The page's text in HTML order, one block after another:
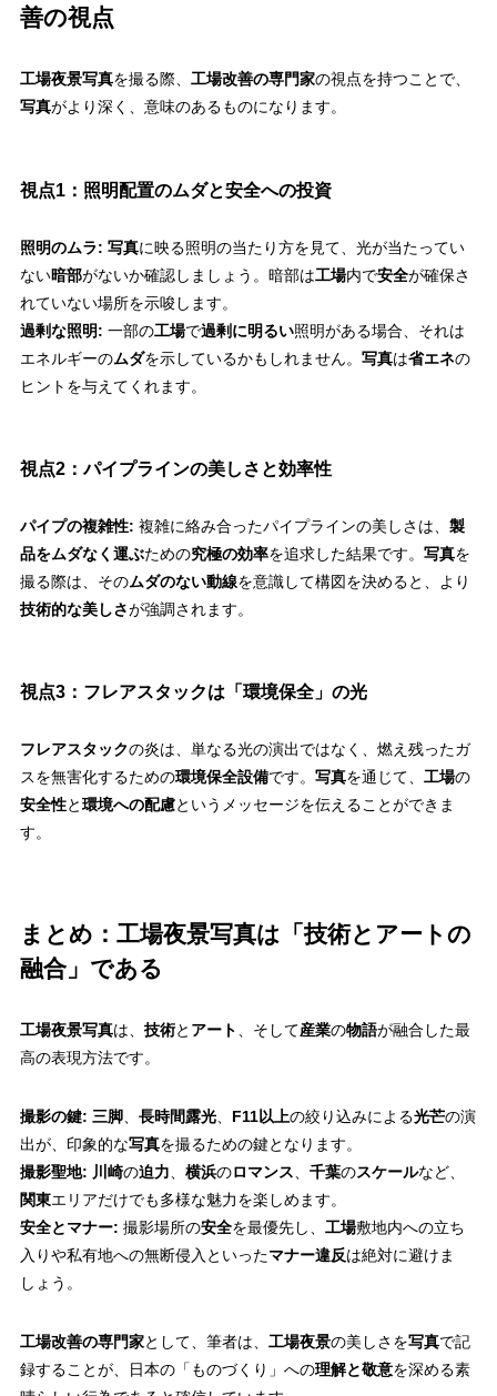
善の視点
工場夜景写真を撮る際、 工場改善の専門家の視点を持つことで、
写真がより深く、意味のあるものになります。
視点1：照明配置のムダと安全への投資
照明のムラ: 写真に映る照明の当たり方を見て、光が当たってい
ない暗部がないか確認しましょう。暗部は工場内で安全が確保さ
れていない場所を示唆します。
過剰な照明: 一部の工場で過剰に明るい照明がある場合、それは
エネルギーのムダを示しているかもしれません。 写真は省エネの
ヒントを与えてくれます。
視点2：パイプラインの美しさと効率性
パイプの複雑性: 複雑に絡み合ったパイプラインの美しさは、 製
品をムダなく運ぶための究極の効率を追求した結果です。 写真を
撮る際は、そのムダのない動線を意識して構図を決めると、より
技術的な美しさが強調されます。
視点3：フレアスタックは「環境保全」の光
フレアスタックの炎は、単なる光の演出ではなく、燃え残ったガ
スを無害化するための環境保全設備です。 写真を通じて、 工場の
安全性と環境への配慮というメッセージを伝えることができま
す。
まとめ：工場夜景写真は「技術とアートの
融合」である
工場夜景写真は、 技術と アート 、そして産業の物語が融合した最
高の表現方法です。
撮影の鍵: 三脚、 長時間露光、 F11以上の絞り込みによる光芒の演
出が、印象的な写真を撮るための鍵となります。
撮影聖地: 川崎の迫力 横浜のロマンス 千葉のスケールなど、
関東エリアだけでも多様な魅力を楽しめます。
安全とマナー: 撮影場所の安全を最優先し、 工場敷地内への立ち
入りや私有地への無断侵入といったマナー違反は絶対に避けま
しょう。
工場改善の専門家として、筆者は、 工場夜景の美しさを写真で記
録することが、日本の「ものづくり」への理解と敬意を深める素